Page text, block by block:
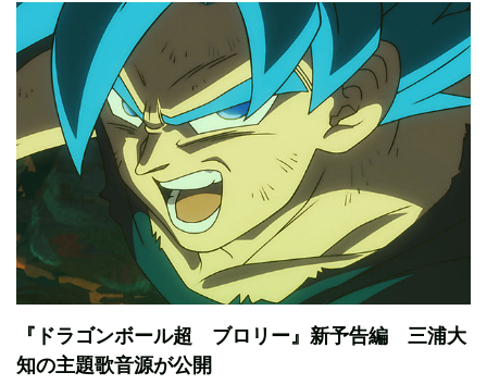
『ドラゴンボール超 ブロリー』新予告編 三浦大
知の主題歌音源が公開